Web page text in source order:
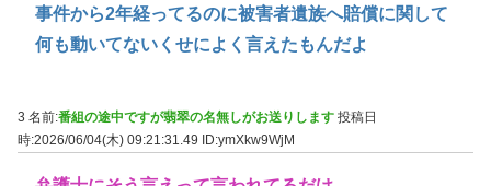
事件から2年経ってるのに被害者遺族へ賠償に関して
何も動いてないくせによく言えたもんだよ
3 名前:番組の途中ですが翡翠の名無しがお送りします 投稿日
時:2026/06/04(木) 09:21:31.49
ID:ymXkw9WjM